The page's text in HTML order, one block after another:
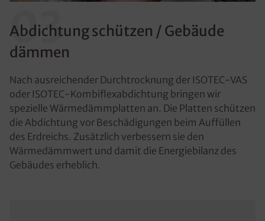
03
Abdichtung schützen / Gebäude
dämmen
Nach ausreichender Durchtrocknung der ISOTEC-VAS
oder ISOTEC-Kombiflexabdichtung bringen wir
spezielle Wärmedämmplatten an. Die Platten schützen
die Abdichtung vor Beschädigungen beim Auffüllen
des Erdreichs. Zusätzlich verbessern sie den
Wärmedämmwert und damit die Energiebilanz des
Gebäudes erheblich.